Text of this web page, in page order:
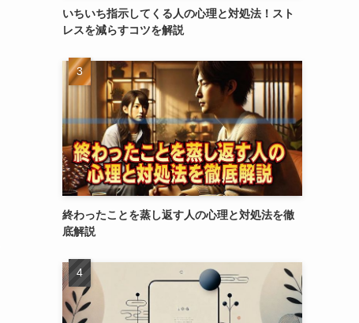
いちいち指示してくる人の心理と対処法！スト
レスを減らすコツを解説
終わったことを蒸し返す人の心理と対処法を徹
底解説